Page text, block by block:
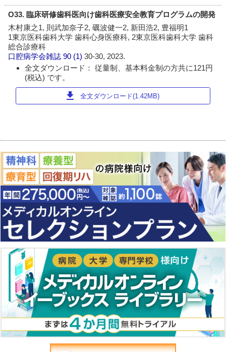
O33. 臨床研修歯科医向け歯科医療安全教育プログラムの開発
木村康之1, 則武加奈子2, 礪波健一2, 新田浩2, 豊福明1
1東京医科歯科大学 歯科心身医療科, 2東京医科歯科大学 歯科
総合診療科
口腔病学会雑誌 90 (1)30-30, 2023.
全文ダウンロード： 従量制、基本料金制の方共に121円
(税込) です。
download 全文ダウンロード(1.42MB)